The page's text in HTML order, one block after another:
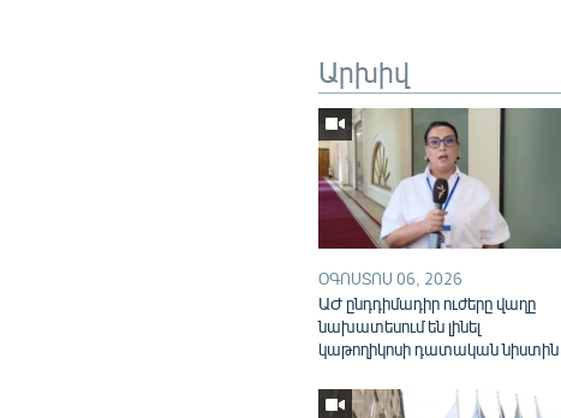
Արխիվ
ՕԳՈՍՏՈՍ 06, 2026
ԱԺ ընդդիմադիր ուժերը վաղը
նախատեսում են լինել
կաթողիկոսի դատական նիստին